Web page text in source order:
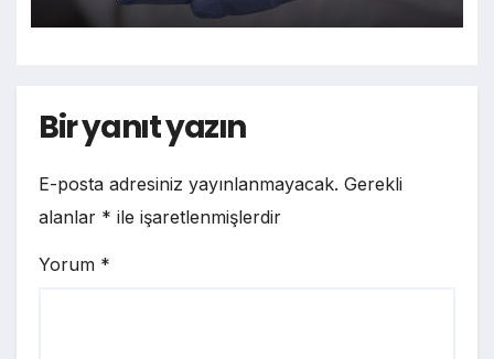
Bir yanıt yazın
E-posta adresiniz yayınlanmayacak. Gerekli
alanlar * ile işaretlenmişlerdir
Yorum *